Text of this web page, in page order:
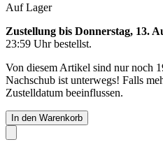
Auf Lager
Zustellung bis Donnerstag, 13.
23:59 Uhrbestellst.
Von diesem Artikel sind nur noch
Nachschub ist unterwegs! Falls
Zustelldatum beeinflussen.
In den Warenkorb